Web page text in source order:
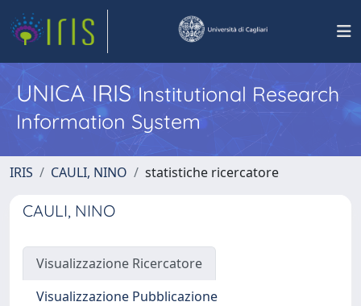
UNICA IRISInstitutional Research
Information System
IRIS CAULI, NINO statistiche ricercatore
CAULI, NINO
Visualizzazione Ricercatore
Visualizzazione Pubblicazione